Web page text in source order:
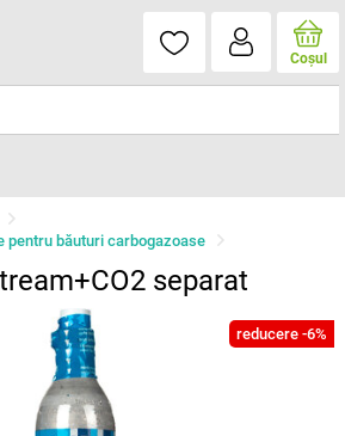
Coşul
pentru băuturi carbogazoase
separat
reducere -6%